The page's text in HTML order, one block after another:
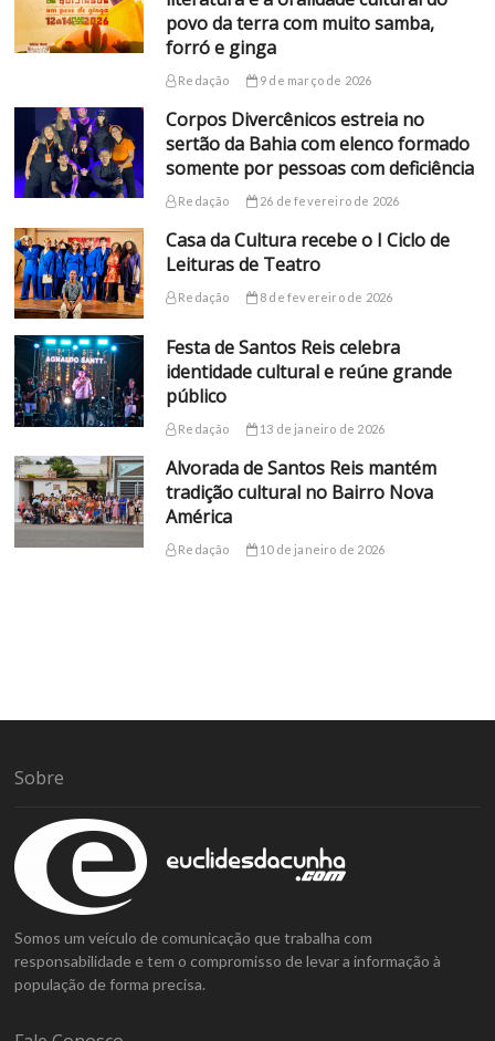
povo da terra com muito samba,
forró e ginga
Redação 9 de março de 2026
Corpos Divercênicos estreia no
sertão da Bahia com elenco formado
somente por pessoas com deficiência
Redação 26 de fevereiro de 2026
Casa da Cultura recebe o I Ciclo de
Leituras de Teatro
Redação 8 de fevereiro de 2026
Festa de Santos Reis celebra
identidade cultural e reúne grande
público
Redação 13 de janeiro de 2026
Alvorada de Santos Reis mantém
tradição cultural no Bairro Nova
América
Redação 10 de janeiro de 2026
Sobre
Somos um veículo de comunicação que trabalha com
responsabilidade e tem o compromisso de levar a informação à
população de forma precisa.